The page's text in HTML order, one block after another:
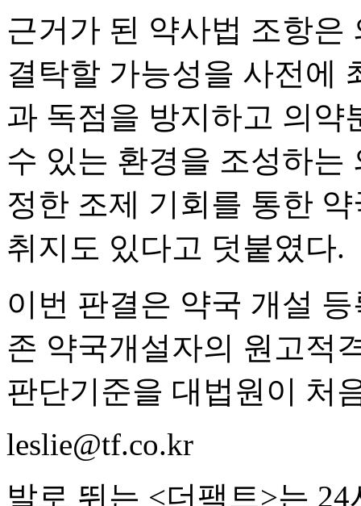
근거가 된 약사법 조항은
결탁할 가능성을 사전에
과 독점을 방지하고 의약
수 있는 환경을 조성하는
정한 조제 기회를 통한
취지도 있다고 덧붙였다.
이번 판결은 약국 개설
존 약국개설자의 원고적
판단기준을 대법원이 처
leslie@tf.co.kr
발로 뛰는 <더팩트>는